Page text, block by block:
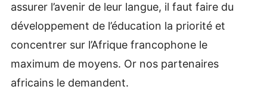
assurer l’avenir de leur langue, il faut faire du
développement de l’éducation la priorité et
concentrer sur l’Afrique francophone le
maximum de moyens. Or nos partenaires
africains le demandent.